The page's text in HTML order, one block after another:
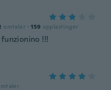
omtaler · 159 opplastinger
!!!